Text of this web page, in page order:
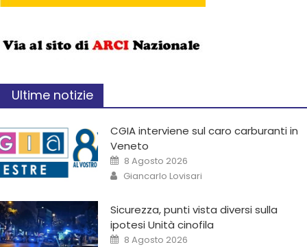
Ultime notizie
CGIA interviene sul caro carburanti in
Veneto
8 Agosto 2026
Giancarlo Lovisari
Sicurezza, punti vista diversi sulla
ipotesi Unità cinofila
8 Agosto 2026